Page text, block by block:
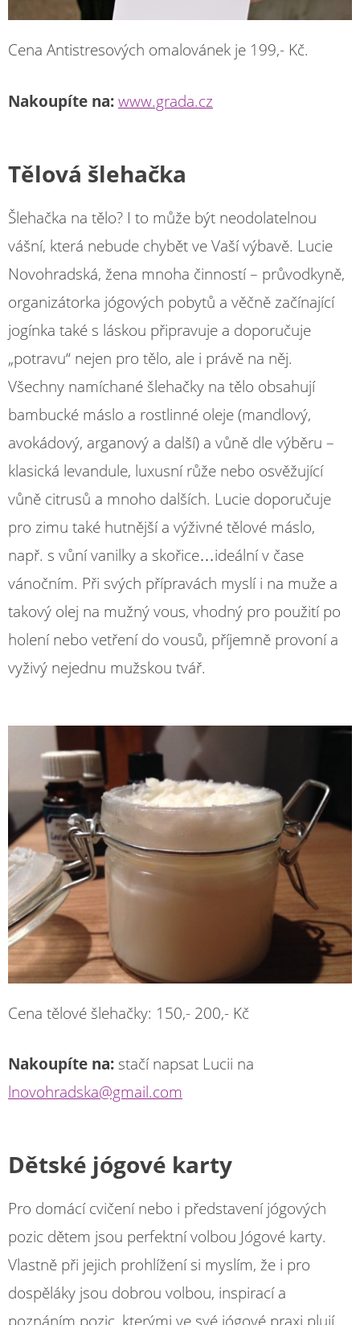
Cena Antistresových omalovánek je 199,- Kč.
Nakoupíte na:www.grada.cz
Tělová šlehačka
Šlehačka na tělo? I to může být neodolatelnou
vášní, která nebude chybět ve Vaší výbavě. Lucie
Novohradská, žena mnoha činností – průvodkyně,
organizátorka jógových pobytů a věčně začínající
jogínka také s láskou připravuje a doporučuje
„potravu“ nejen pro tělo, ale i právě na něj.
Všechny namíchané šlehačky na tělo obsahují
bambucké máslo a rostlinné oleje (mandlový,
avokádový, arganový a další) a vůně dle výběru –
klasická levandule, luxusní růže nebo osvěžující
vůně citrusů a mnoho dalších. Lucie doporučuje
pro zimu také hutnější a výživné tělové máslo,
např. s vůní vanilky a skořice…ideální v čase
vánočním. Při svých přípravách myslí i na muže a
takový olej na mužný vous, vhodný pro použití po
holení nebo vetření do vousů, příjemně provoní a
vyživý nejednu mužskou tvář.
Cena tělové šlehačky: 150,- 200,- Kč
Nakoupíte na: stačí napsat Lucii na
lnovohradska@gmail.com
Dětské jógové karty
Pro domácí cvičení nebo i představení jógových
pozic dětem jsou perfektní volbou Jógové karty.
Vlastně při jejich prohlížení si myslím, že i pro
dospěláky jsou dobrou volbou, inspirací a